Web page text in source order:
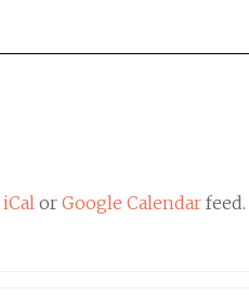
iCal or Google Calendar feed.